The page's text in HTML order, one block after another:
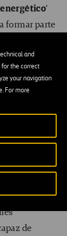
and
for the correct
your navigation
For more
’
formar parte
De hecho,
deberían
calor, o
quieres saber
de